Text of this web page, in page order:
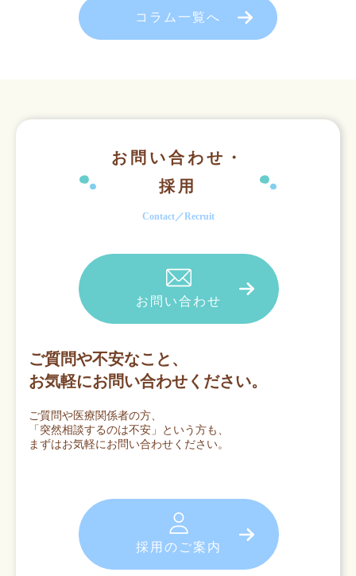
コラム一覧へ
お問い合わせ・
採用
Contact／Recruit
お問い合わせ
ご質問や不安なこと、
お気軽にお問い合わせください。
ご質問や医療関係者の方、
「突然相談するのは不安」という方も、
まずはお気軽にお問い合わせください。
採用のご案内